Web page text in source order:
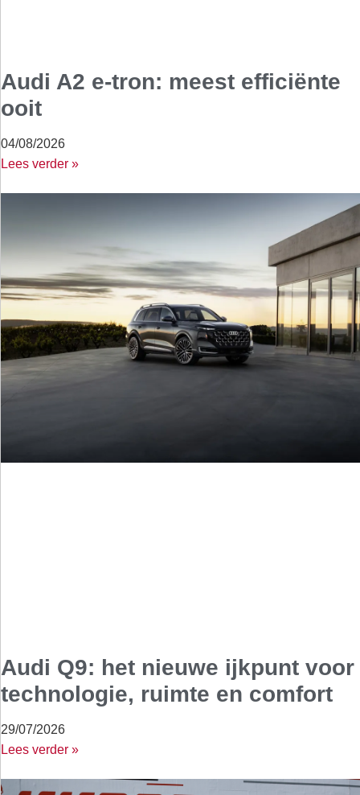
Audi A2 e-tron: meest efficiënte
ooit
04/08/2026
Lees verder »
Audi Q9: het nieuwe ijkpunt voor
technologie, ruimte en comfort
29/07/2026
Lees verder »